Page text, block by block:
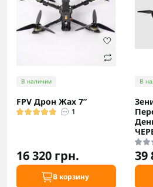
В наличии
FPV Дрон Жах 7”
1
16 320 грн.
В корзину
В
39